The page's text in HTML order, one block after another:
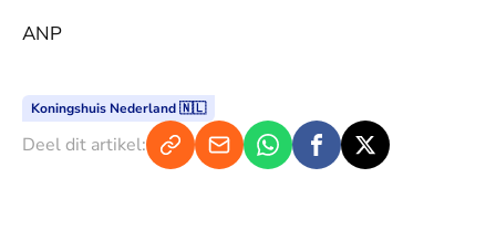
ANP
Koningshuis Nederland 🇳🇱
Deel dit artikel: